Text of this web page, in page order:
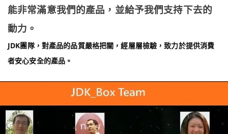
能非常滿意我們的產品，並給予我們支持下去的
動力。
JDK團隊，對產品的品質嚴格把關，經層層檢驗，致力於提供消費
者安心安全的產品。